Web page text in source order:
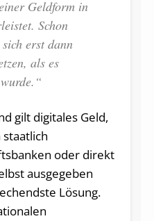
Geldform in
Schon
erst dann
als es
gilt digitales Geld,
oder direkt
ausgegeben
Lösung.